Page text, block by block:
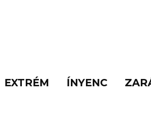
EXTRÉM ÍNYENC